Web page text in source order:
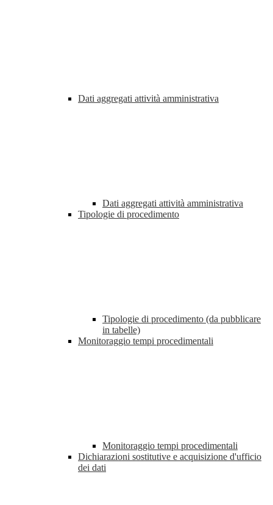
Dati aggregati attività amministrativa
Dati aggregati attività amministrativa
Tipologie di procedimento
Tipologie di procedimento (da pubblicare
in tabelle)
Monitoraggio tempi procedimentali
Monitoraggio tempi procedimentali
Dichiarazioni sostitutive e acquisizione d'ufficio
dei dati